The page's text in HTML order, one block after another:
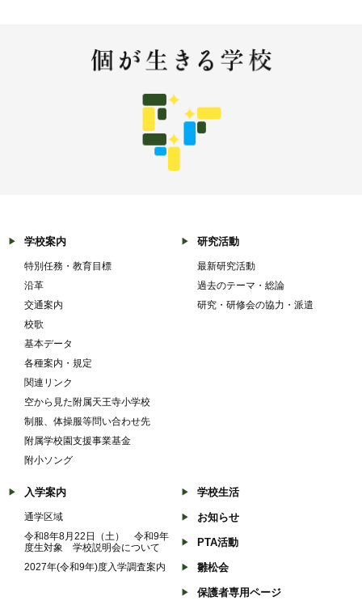
学校案内
特別任務・教育目標
沿革
交通案内
校歌
基本データ
各種案内・規定
関連リンク
空から見た附属天王寺小学校
制服、体操服等問い合わせ先
附属学校園支援事業基金
附小ソング
研究活動
最新研究活動
過去のテーマ・総論
研究・研修会の協力・派遣
入学案内
通学区域
令和8年8月22日（土） 令和9年
度生対象 学校説明会について
2027年(令和9年)度入学調査案内
学校生活
お知らせ
PTA活動
雛松会
保護者専用ページ